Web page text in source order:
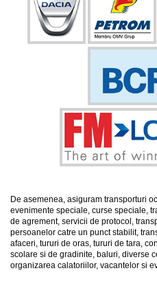
De asemenea, asiguram transporturi
evenimente speciale, curse speciale,
de agrement, servicii de protocol,
persoanelor catre un punct stabilit,
afaceri, tururi de oras, tururi de tara,
scolare si de gradinite, baluri, diverse
organizarea calatoriilor, vacantelor si